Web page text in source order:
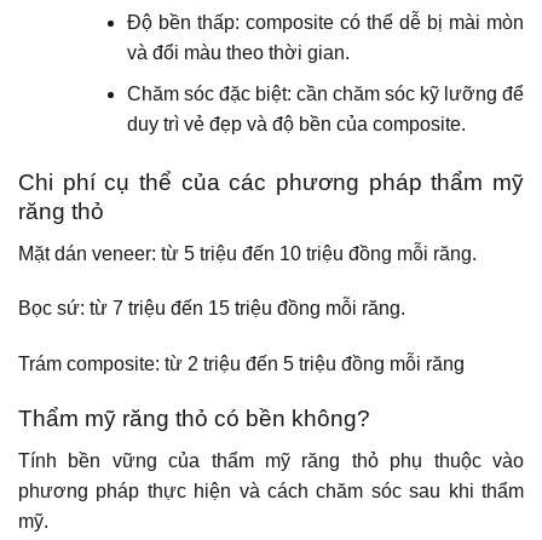
Độ bền thấp: composite có thể dễ bị mài mòn
và đổi màu theo thời gian.
Chăm sóc đặc biệt: cần chăm sóc kỹ lưỡng để
duy trì vẻ đẹp và độ bền của composite.
Chi phí cụ thể của các phương pháp thẩm mỹ
răng thỏ
Mặt dán veneer: từ 5 triệu đến 10 triệu đồng mỗi răng.
Bọc sứ: từ 7 triệu đến 15 triệu đồng mỗi răng.
Trám composite: từ 2 triệu đến 5 triệu đồng mỗi răng
Thẩm mỹ răng thỏ có bền không?
Tính bền vững của thẩm mỹ răng thỏ phụ thuộc vào
phương pháp thực hiện và cách chăm sóc sau khi thẩm
mỹ.